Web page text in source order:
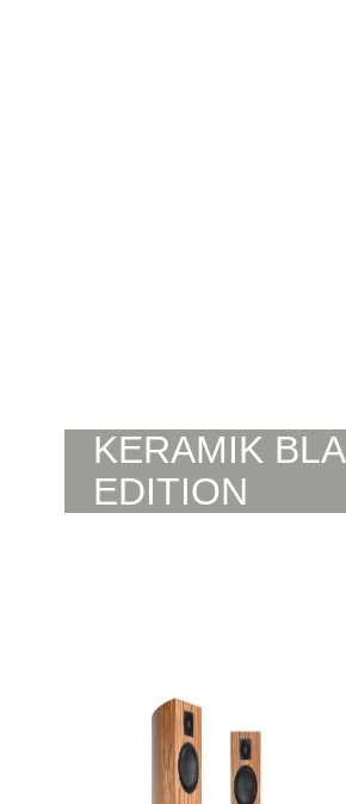
KERAMIK
EDITION